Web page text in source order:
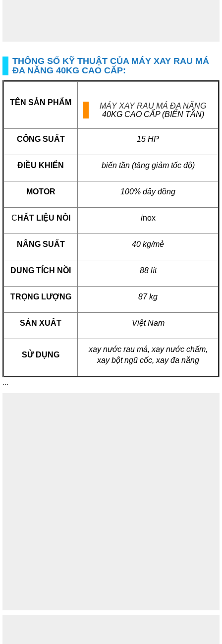
THÔNG SỐ KỸ THUẬT CỦA MÁY XAY RAU MÁ
ĐA NĂNG 40KG CAO CẤP:
TÊN SẢN PHẨM
MÁY XAY RAU MÁ ĐA NĂNG
40KG CAO CẤP (BIẾN TẦN)
CÔNG SUẤT 15 HP
ĐIỀU KHIỂN biến tần (tăng giảm tốc độ)
MOTOR 100% dây đồng
C HẤT LIỆU NỒI inox
NÂNG SUẤT 40 kg/mẻ
DUNG TÍCH NỒI 88 lít
TRỌNG LƯỢNG 87 kg
SẢN XUẤT Việt Nam
SỬ DỤNG
xay nước rau má, xay nước chấm,
xay bột ngũ cốc, xay đa năng
...